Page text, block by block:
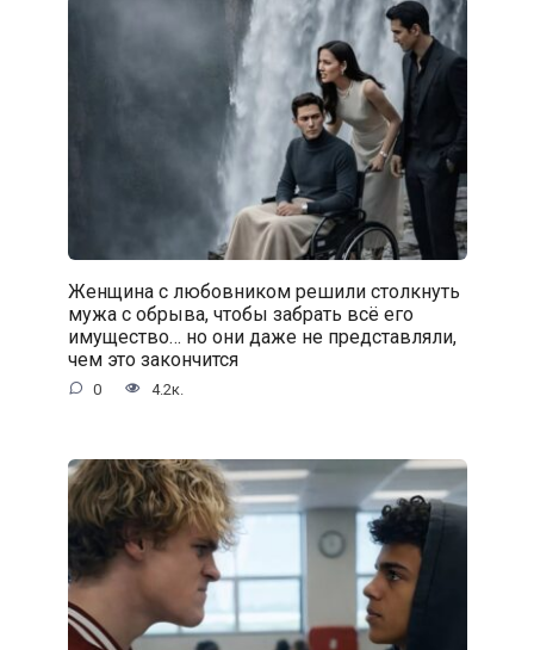
Женщина с любовником решили столкнуть
мужа с обрыва, чтобы забрать всё его
имущество… но они даже не представляли,
чем это закончится
0 4.2к.